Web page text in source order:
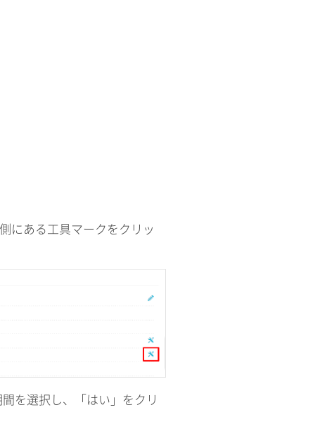
にある工具マークをクリッ
を選択し、「はい」をクリ